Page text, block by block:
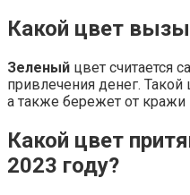
Какой цвет
Зеленый цвет считается
привлечения денег. Такой
а также бережет от кражи
Какой цвет
2023 году?